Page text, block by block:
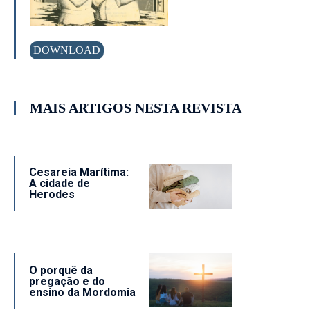
DOWNLOAD
MAIS ARTIGOS NESTA REVISTA
Cesareia Marítima:
A cidade de
Herodes
O porquê da
pregação e do
ensino da Mordomia